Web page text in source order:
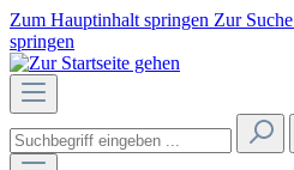
Zum Hauptinhalt springen Zur
springen